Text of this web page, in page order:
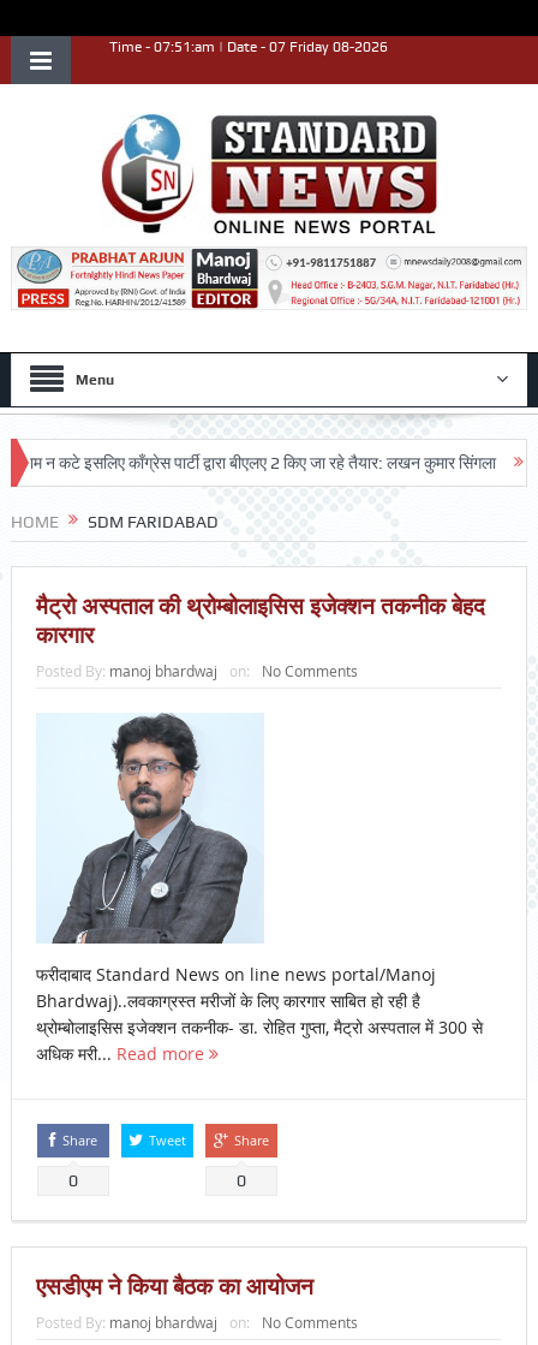
Time - 07:51:am | Date - 07 Friday 08-2026
Menu
न कटे इसलिए काँग्रेस पार्टी द्वारा बीएलए 2 किए जा रहे तैयार: लखन कुमार सिंगला
HOME SDM FARIDABAD
मैट्रो अस्पताल की थ्रोम्बोलाइसिस इजेक्शन तकनीक बेहद
कारगार
Posted By: manoj bhardwaj on: No Comments
फरीदाबाद Standard News on line news portal/Manoj
Bhardwaj)..लवकाग्रस्त मरीजों के लिए कारगार साबित हो रही है
थ्रोम्बोलाइसिस इजेक्शन तकनीक- डा. रोहित गुप्ता, मैट्रो अस्पताल में 300 से
अधिक मरी... Read more
Share
0
Tweet Share
0
एसडीएम ने किया बैठक का आयोजन
Posted By: manoj bhardwaj on: No Comments